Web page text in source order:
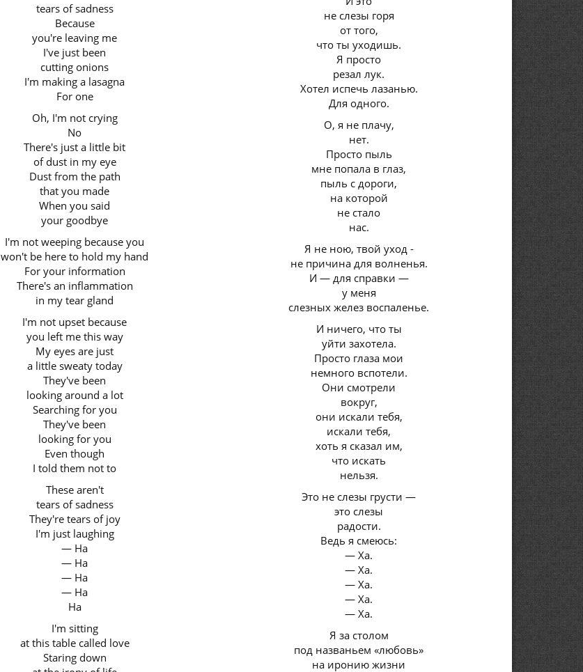
tears of sadness
Because
you're leaving me
I've just been
cutting onions
I'm making a lasagna
For one
Oh, I'm not crying
No
There's just a little bit
of dust in my eye
Dust from the path
that you made
When you said
your goodbye
I'm not weeping because you
won't be here to hold my hand
For your information
There's an inflammation
in my tear gland
I'm not upset because
you left me this way
My eyes are just
a little sweaty today
They've been
looking around a lot
Searching for you
They've been
looking for you
Even though
I told them not to
These aren't
tears of sadness
They're tears of joy
I'm just laughing
— Ha
— Ha
— Ha
— Ha
Ha
I'm sitting
at this table called love
Staring down
не слезы горя
от того,
что ты уходишь.
Я просто
резал лук.
Хотел испечь лазанью.
Для одного.
О, я не плачу,
нет.
Просто пыль
мне попала в глаз,
пыль с дороги,
на которой
не стало
нас.
Я не ною, твой уход -
не причина для волненья.
И — для справки —
у меня
слезных желез воспаленье.
И ничего, что ты
уйти захотела.
Просто глаза мои
немного вспотели.
Они смотрели
вокруг,
они искали тебя,
искали тебя,
хоть я сказал им,
что искать
нельзя.
Это не слезы грусти —
это слезы
радости.
Ведь я смеюсь:
— Ха.
— Ха.
— Ха.
— Ха.
— Ха.
Я за столом
под названьем «любовь»
на иронию жизни